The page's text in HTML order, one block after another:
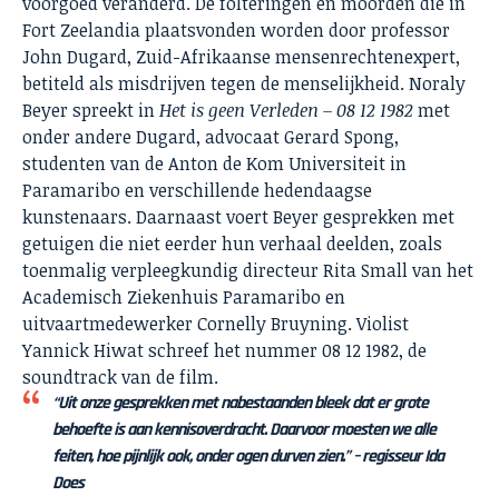
Fort Zeelandia plaatsvonden worden door professor
John Dugard, Zuid-Afrikaanse mensenrechtenexpert,
betiteld als misdrijven tegen de menselijkheid. Noraly
Beyer spreekt inHet is geen Verleden – 08 12 1982met
onder andere Dugard, advocaat Gerard Spong,
studenten van de Anton de Kom Universiteit in
Paramaribo en verschillende hedendaagse
kunstenaars. Daarnaast voert Beyer gesprekken met
getuigen die niet eerder hun verhaal deelden, zoals
toenmalig verpleegkundig directeur Rita Small van het
Academisch Ziekenhuis Paramaribo en
uitvaartmedewerker Cornelly Bruyning. Violist
Yannick Hiwat schreef het nummer 08 12 1982, de
soundtrack van de film.
“Uit onze gesprekken met nabestaanden bleek dat er grote
behoefte is aan kennisoverdracht. Daarvoor moesten we alle
feiten, hoe pijnlijk ook, onder ogen durven zien.” – regisseur Ida
Does